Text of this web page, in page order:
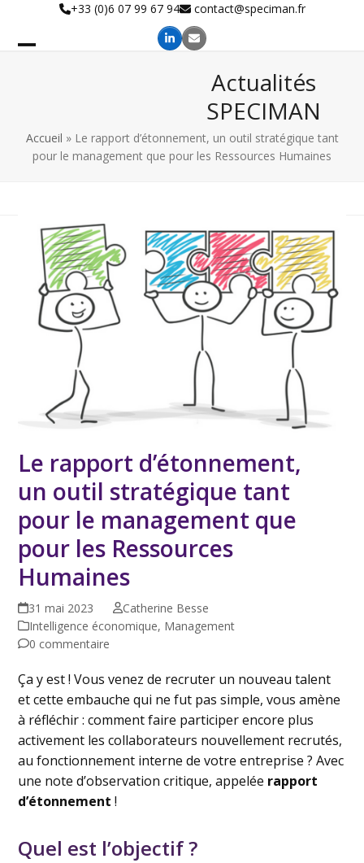
content
+33 (0)6 07 99 67 94 contact@speciman.fr
Actualités
SPECIMAN
Accueil » Le rapport d’étonnement, un outil stratégique tant
pour le management que pour les Ressources Humaines
Le rapport d’étonnement,
un outil stratégique tant
pour le management que
pour les Ressources
Humaines
31 mai 2023
Catherine Besse
Intelligence économique, Management
0 commentaire
Ça y est ! Vous venez de recruter un nouveau talent
et cette embauche qui ne fut pas simple, vous amène
à réfléchir : comment faire participer encore plus
activement les collaborateurs nouvellement recrutés,
au fonctionnement interne de votre entreprise ? Avec
une note d’observation critique, appelée rapport
d’étonnement !
Quel est l’objectif ?